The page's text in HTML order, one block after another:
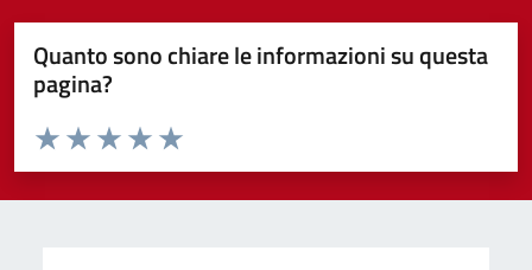
Quanto sono chiare le informazioni su questa
pagina?
Domanda
Valuta da 1 a 5 stelle la pagina
Valuta 5 stelle su 5
Valuta 4 stelle su 5
Valuta 3 stelle su 5
Valuta 2 stelle su 5
Valuta 1 stelle su 5